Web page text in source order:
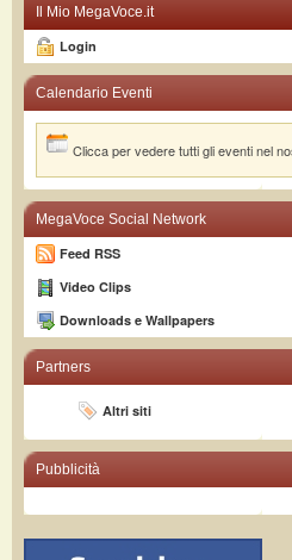
Il Mio MegaVoce.it
Login
Calendario Eventi
Clicca per vedere tutti gli eventi nel
MegaVoce Social Network
Feed RSS
Video Clips
Downloads e Wallpapers
Partners
Altri siti
Pubblicità